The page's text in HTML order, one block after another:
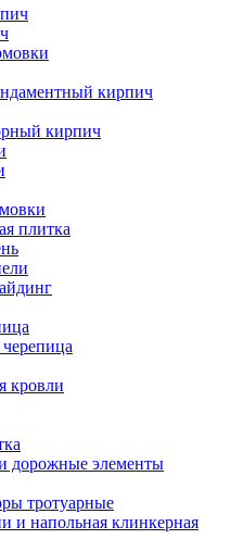
кирпич
кирпич
плитка
кровли
дорожные элементы
тротуарные
и напольная клинкерная